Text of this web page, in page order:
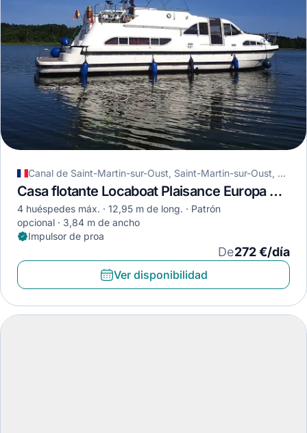
Canal de Saint-Martin-sur-Oust, Saint-Martin-sur-Oust, Francia
Casa flotante Locaboat Plaisance Europa E400 · 2006
4 huéspedes máx. 12,95 m de long.
Patrón
opcional
3,84 m de ancho
Impulsor de proa
De272 €/día
Ver disponibilidad